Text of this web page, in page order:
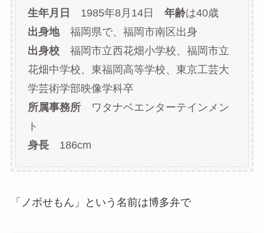
生年月日 1985年8月14日 年齢は40歳
出身地福岡県で、福岡市南区出身
出身校福岡市立西花畑小学校、福岡市立
花畑中学校、東福岡高等学校、東京工芸大
学芸術学部映像学科卒
所属事務所ワタナベエンターテインメン
ト
身長186cm
「ノボせもん」という名前は博多弁で